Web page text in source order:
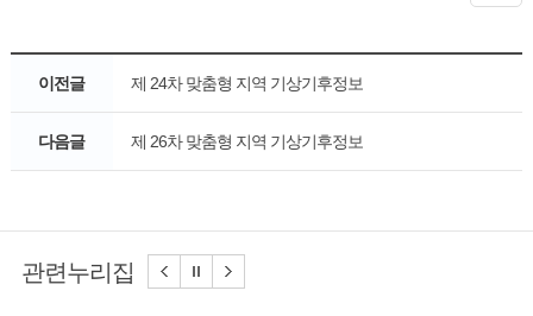
이전글 제 24차 맞춤형 지역 기상기후정보
다음글 제 26차 맞춤형 지역 기상기후정보
관련누리집